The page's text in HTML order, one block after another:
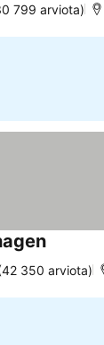
799 arviota)
350 arviota)